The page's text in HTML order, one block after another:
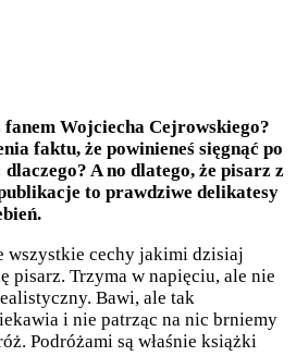
fanem Wojciecha Cejrowskiego?
faktu, że powinieneś sięgnąć po
A no dlatego, że pisarz z
to prawdziwe delikatesy
wszystkie cechy jakimi dzisiaj
pisarz. Trzyma w napięciu, ale nie
Bawi, ale tak
i nie patrząc na nic brniemy
Podróżami są właśnie książki